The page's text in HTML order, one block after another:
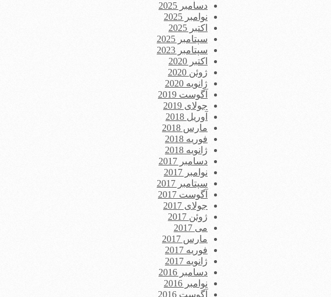
دسامبر 2025
نوامبر 2025
اکتبر 2025
سپتامبر 2025
سپتامبر 2023
اکتبر 2020
ژوئن 2020
ژانویه 2020
آگوست 2019
جولای 2019
آوریل 2018
مارس 2018
فوریه 2018
ژانویه 2018
دسامبر 2017
نوامبر 2017
سپتامبر 2017
آگوست 2017
جولای 2017
ژوئن 2017
می 2017
مارس 2017
فوریه 2017
ژانویه 2017
دسامبر 2016
نوامبر 2016
آگوست 2016